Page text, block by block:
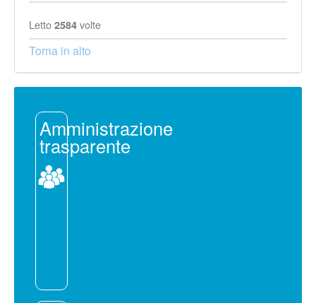
Letto 2584 volte
Torna in alto
Amministrazione
trasparente